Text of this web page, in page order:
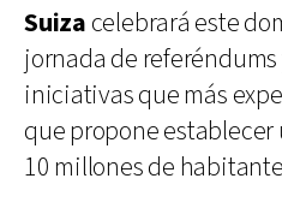
Suiza celebrará este
jornada de referéndums
iniciativas que más
que propone
10 millones de